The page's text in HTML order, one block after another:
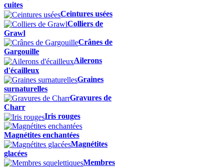
cuites
Ceintures usées
Colliers de
Grawl
Crânes de
Gargouille
Ailerons
d'écailleux
Graines
surnaturelles
Gravures de
Charr
Iris rouges
Magnétites enchantées
Magnétites
glacées
Membres